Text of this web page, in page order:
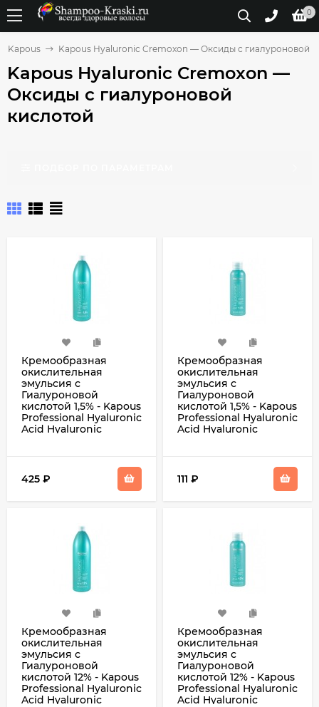
0
Kapous Kapous Hyaluronic Cremoxon — Оксиды с гиалуроновой
Kapous Hyaluronic Cremoxon —
Оксиды с гиалуроновой
кислотой
Кремообразная
окислительная
эмульсия с
Гиалуроновой
кислотой 1,5% - Kapous
Professional Hyaluronic
Acid Hyaluronic
425 ₽
Кремообразная
окислительная
эмульсия с
Гиалуроновой
кислотой 1,5% - Kapous
Professional Hyaluronic
Acid Hyaluronic
111 ₽
Кремообразная
окислительная
эмульсия с
Гиалуроновой
кислотой 12% - Kapous
Professional Hyaluronic
Acid Hyaluronic
Кремообразная
окислительная
эмульсия с
Гиалуроновой
кислотой 12% - Kapous
Professional Hyaluronic
Acid Hyaluronic